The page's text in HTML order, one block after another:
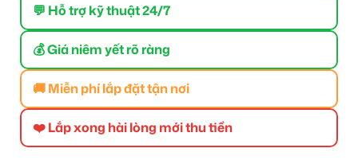
💬 Hỗ trợ kỹ thuật 24/7
💰 Giá niêm yết rõ ràng
🚚 Miễn phí lắp đặt tận nơi
❤️ Lắp xong hài lòng mới thu tiền